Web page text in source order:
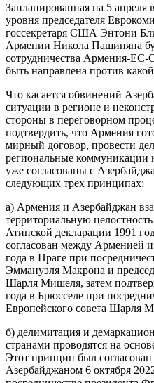
Запланированная на 5 апреля
уровня председателя
госсекретаря США Энтони
Армении Никола Пашиняна
сотрудничества Армения-
быть направлена против
Что касается обвинений
ситуации в регионе и
стороны в переговорном
подтвердить, что Армения
мирный договор, провести
региональные коммуникации
уже согласованы с
следующих трех принципах:
а) Армения и Азербайджан
территориальную
Атинской декларации 1991
согласован между Арменией
года в Праге при
Эммануэля Макрона и
Шарля Мишеля, затем
года в Брюсселе при
Европейского совета Шарля
б) делимитация и
странами проводятся на
Этот принцип был
Азербайджаном 6 октября